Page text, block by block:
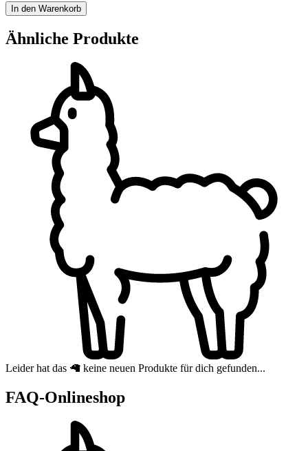
Trachten
Blazer
FIONA
Menge
In den Warenkorb
Ähnliche Produkte
Leider hat das 🦙 keine neuen Produkte für dich gefunden...
FAQ-Onlineshop